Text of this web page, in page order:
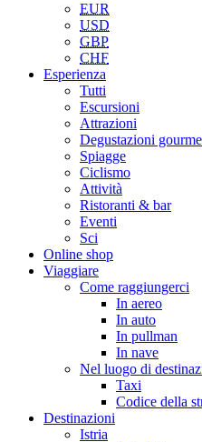
EUR
USD
GBP
CHF
Esperienza
Tutti
Escursioni
Attrazioni
Degustazioni
Spiagge
Ciclismo
Attività
Ristoranti & bar
Eventi
Sci
Online shop
Viaggiare
Come raggiungerci
In aereo
In auto
In pullman
In nave
Nel luogo di
Taxi
Codice della
Destinazioni
Istria